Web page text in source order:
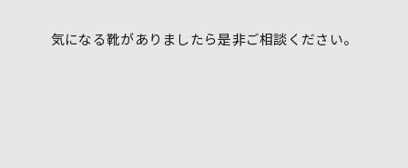
気になる靴がありましたら是非ご相談ください。